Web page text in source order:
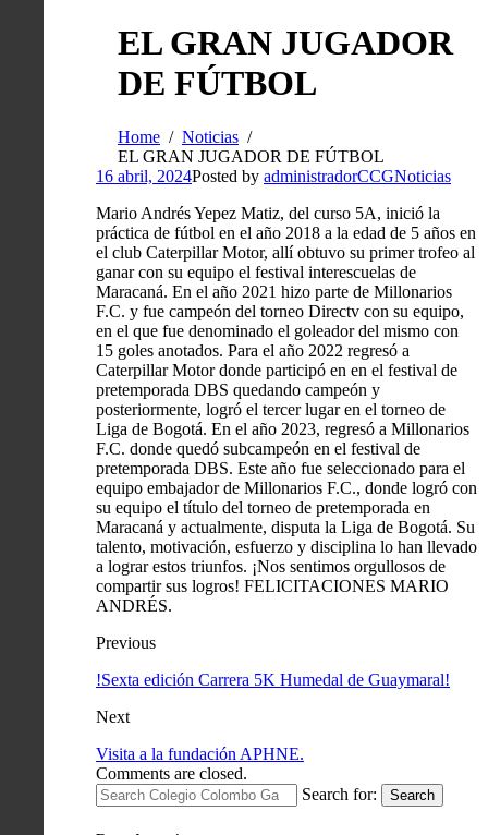
EL GRAN JUGADOR
DE FÚTBOL
Home
Noticias
EL GRAN JUGADOR DE FÚTBOL
16 abril, 2024Posted by administradorCCGNoticias
Mario Andrés Yepez Matiz, del curso 5A, inició la
práctica de fútbol en el año 2018 a la edad de 5 años en
el club Caterpillar Motor, allí obtuvo su primer trofeo al
ganar con su equipo el festival interescuelas de
Maracaná. En el año 2021 hizo parte de Millonarios
F.C. y fue campeón del torneo Directv con su equipo,
en el que fue denominado el goleador del mismo con
15 goles anotados. Para el año 2022 regresó a
Caterpillar Motor donde participó en en el festival de
pretemporada DBS quedando campeón y
posteriormente, logró el tercer lugar en el torneo de
Liga de Bogotá. En el año 2023, regresó a Millonarios
F.C. donde quedó subcampeón en el festival de
pretemporada DBS. Este año fue seleccionado para el
equipo embajador de Millonarios F.C., donde logró con
su equipo el título del torneo de pretemporada en
Maracaná y actualmente, disputa la Liga de Bogotá. Su
talento, motivación, esfuerzo y disciplina lo han llevado
a lograr estos triunfos. ¡Nos sentimos orgullosos de
compartir sus logros! FELICITACIONES MARIO
ANDRÉS.
Previous
!Sexta edición Carrera 5K Humedal de Guaymaral!
Next
Visita a la fundación APHNE.
Comments are closed.
Search for:
Search